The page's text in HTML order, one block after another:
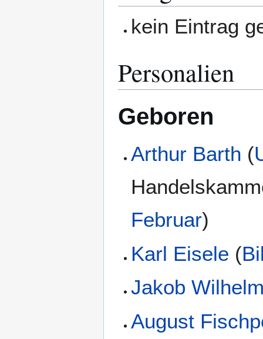
kein Eintrag
Personalien
Geboren
Arthur Barth (
Februar)
Karl Eisele (
Jakob
August